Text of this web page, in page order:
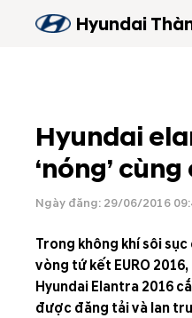
Hyundai
Hyundai
‘nóng’
Ngày đăng: 29/06/2016
Trong không khí sôi
vòng tứ kết EURO
Hyundai Elantra 2016
được đăng tải và lan